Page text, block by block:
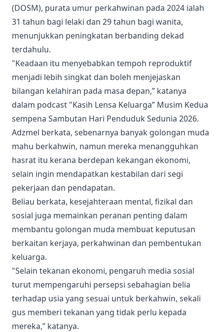
(DOSM), purata umur perkahwinan pada 2024 ialah
31 tahun bagi lelaki dan 29 tahun bagi wanita,
menunjukkan peningkatan berbanding dekad
terdahulu.
"Keadaan itu menyebabkan tempoh reproduktif
menjadi lebih singkat dan boleh menjejaskan
bilangan kelahiran pada masa depan,” katanya
dalam podcast "Kasih Lensa Keluarga” Musim Kedua
sempena Sambutan Hari Penduduk Sedunia 2026.
Adzmel berkata, sebenarnya banyak golongan muda
mahu berkahwin, namun mereka menangguhkan
hasrat itu kerana berdepan kekangan ekonomi,
selain ingin mendapatkan kestabilan dari segi
pekerjaan dan pendapatan.
Beliau berkata, kesejahteraan mental, fizikal dan
sosial juga memainkan peranan penting dalam
membantu golongan muda membuat keputusan
berkaitan kerjaya, perkahwinan dan pembentukan
keluarga.
"Selain tekanan ekonomi, pengaruh media sosial
turut mempengaruhi persepsi sebahagian belia
terhadap usia yang sesuai untuk berkahwin, sekali
gus memberi tekanan yang tidak perlu kepada
mereka,” katanya.